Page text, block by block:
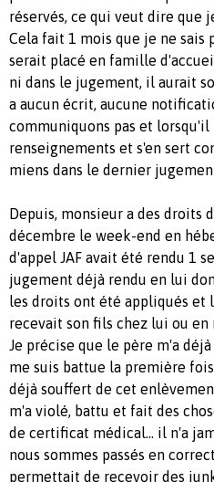
réservés, ce qui veut dire que
Cela fait 1 mois que je ne sais
serait placé en famille
ni dans le jugement, il aurait
a aucun écrit, aucune
communiquons pas et
renseignements et s'en sert
miens dans le dernier
Depuis, monsieur a des droits
décembre le week-end en
d'appel JAF avait été rendu 1
jugement déjà rendu en lui
les droits ont été appliqués et
recevait son fils chez lui ou
Je précise que le père m'a
me suis battue la première
déjà souffert de cet
m'a violé, battu et fait des
de certificat médical... il n'a
nous sommes passés en
permettait de recevoir des